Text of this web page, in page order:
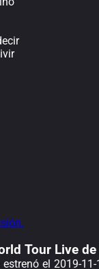
Tour Live
estrenó el 2019-